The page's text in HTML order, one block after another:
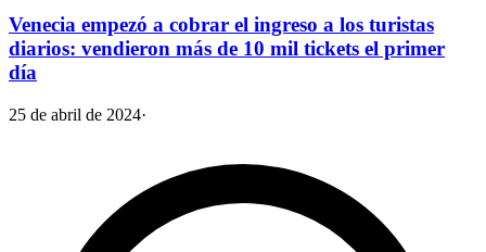
Venecia empezó a cobrar el ingreso a los turistas
diarios: vendieron más de 10 mil tickets el primer
día
25 de abril de 2024·